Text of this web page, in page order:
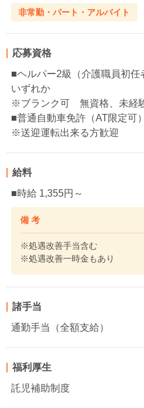
非常勤・パート・アルバイト
応募資格
■ヘルパー2級（介護職員初
いずれか
※ブランク可 無資格、未経
■普通自動車免許（AT限定可）
※送迎運転出来る方歓迎
給料
■時給 1,355円～
備 考
※処遇改善手当含む
※処遇改善一時金もあり
諸手当
通勤手当（全額支給）
福利厚生
託児補助制度